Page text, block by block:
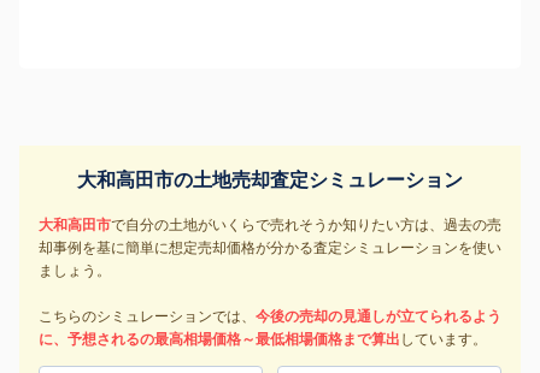
大和高田市の土地売却査定シミュレーション
大和高田市で自分の土地がいくらで売れそうか知りたい方は、過去の売
却事例を基に簡単に想定売却価格が分かる査定シミュレーションを使い
ましょう。
こちらのシミュレーションでは、 今後の売却の見通しが立てられるよう
に、予想されるの最高相場価格～最低相場価格まで算出 しています。